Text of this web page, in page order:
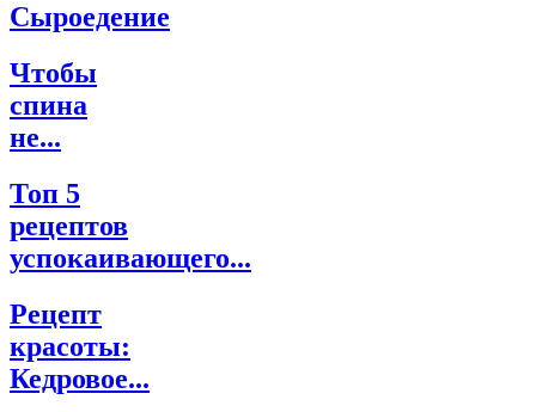
Сыроедение
Чтобы
спина
не...
Топ 5
рецептов
успокаивающего...
Рецепт
красоты:
Кедровое...